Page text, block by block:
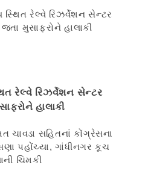
રેલ્વે રિઝર્વેશન સેન્ટર
હાલાકી